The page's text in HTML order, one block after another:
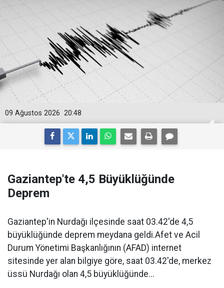
20:48
09 Ağustos 2026
Gaziantep'te 4,5 Büyüklüğünde
Deprem
Gaziantep'in Nurdağı ilçesinde saat 03.42'de 4,5
büyüklüğünde deprem meydana geldi.Afet ve Acil
Durum Yönetimi Başkanlığının (AFAD) internet
sitesinde yer alan bilgiye göre, saat 03.42'de, merkez
üssü Nurdağı olan 4,5 büyüklüğünde...